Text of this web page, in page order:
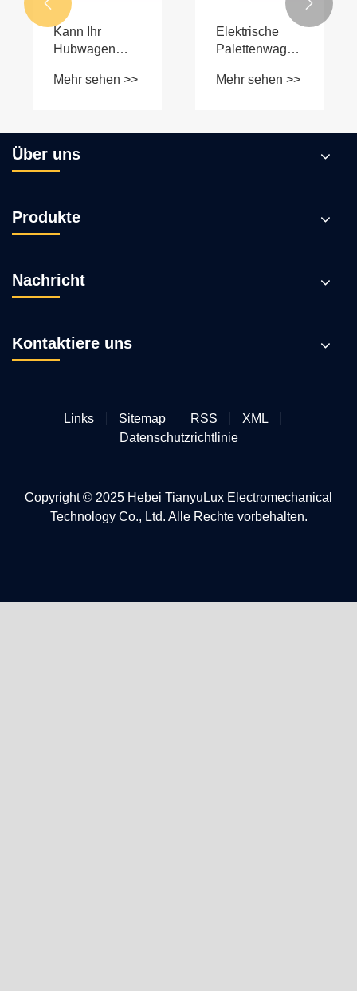
Materialhandhabung
geländegängigen
Elektro-
Gabelhubwagen
erfreuen sich
Käufern großer
 
Über uns
Produkte
Nachricht
Kontaktiere uns
Links Sitemap RSS
XML
Datenschutzrichtlinie
Copyright © 2025 Hebei TianyuLux Electromechanical
Technology Co., Ltd. Alle Rechte vorbehalten.